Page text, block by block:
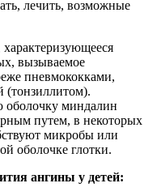
вызываемое
пневмококками,
(тонзиллитом).
оболочку миндалин
путем, в некоторых
микробы или
оболочке глотки.
ангины у детей: